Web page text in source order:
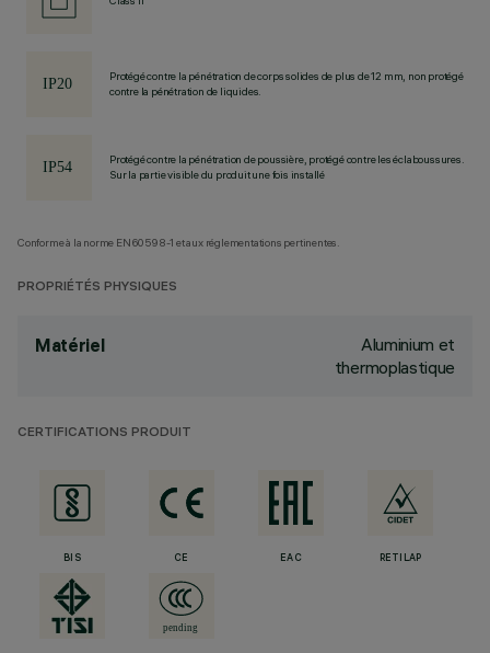
Protégé contre la pénétration de corps solides de plus de 12 mm, non protégé
contre la pénétration de liquides.
Protégé contre la pénétration de poussière, protégé contre les éclaboussures.
Sur la partie visible du produit une fois installé
Conforme à la norme EN60598-1 et aux réglementations pertinentes.
PROPRIÉTÉS PHYSIQUES
Matériel
Aluminium et
thermoplastique
CERTIFICATIONS PRODUIT
BIS CE EAC RETILAP